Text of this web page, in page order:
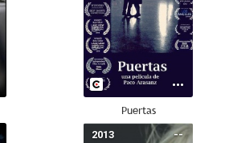
Puertas
--
2013